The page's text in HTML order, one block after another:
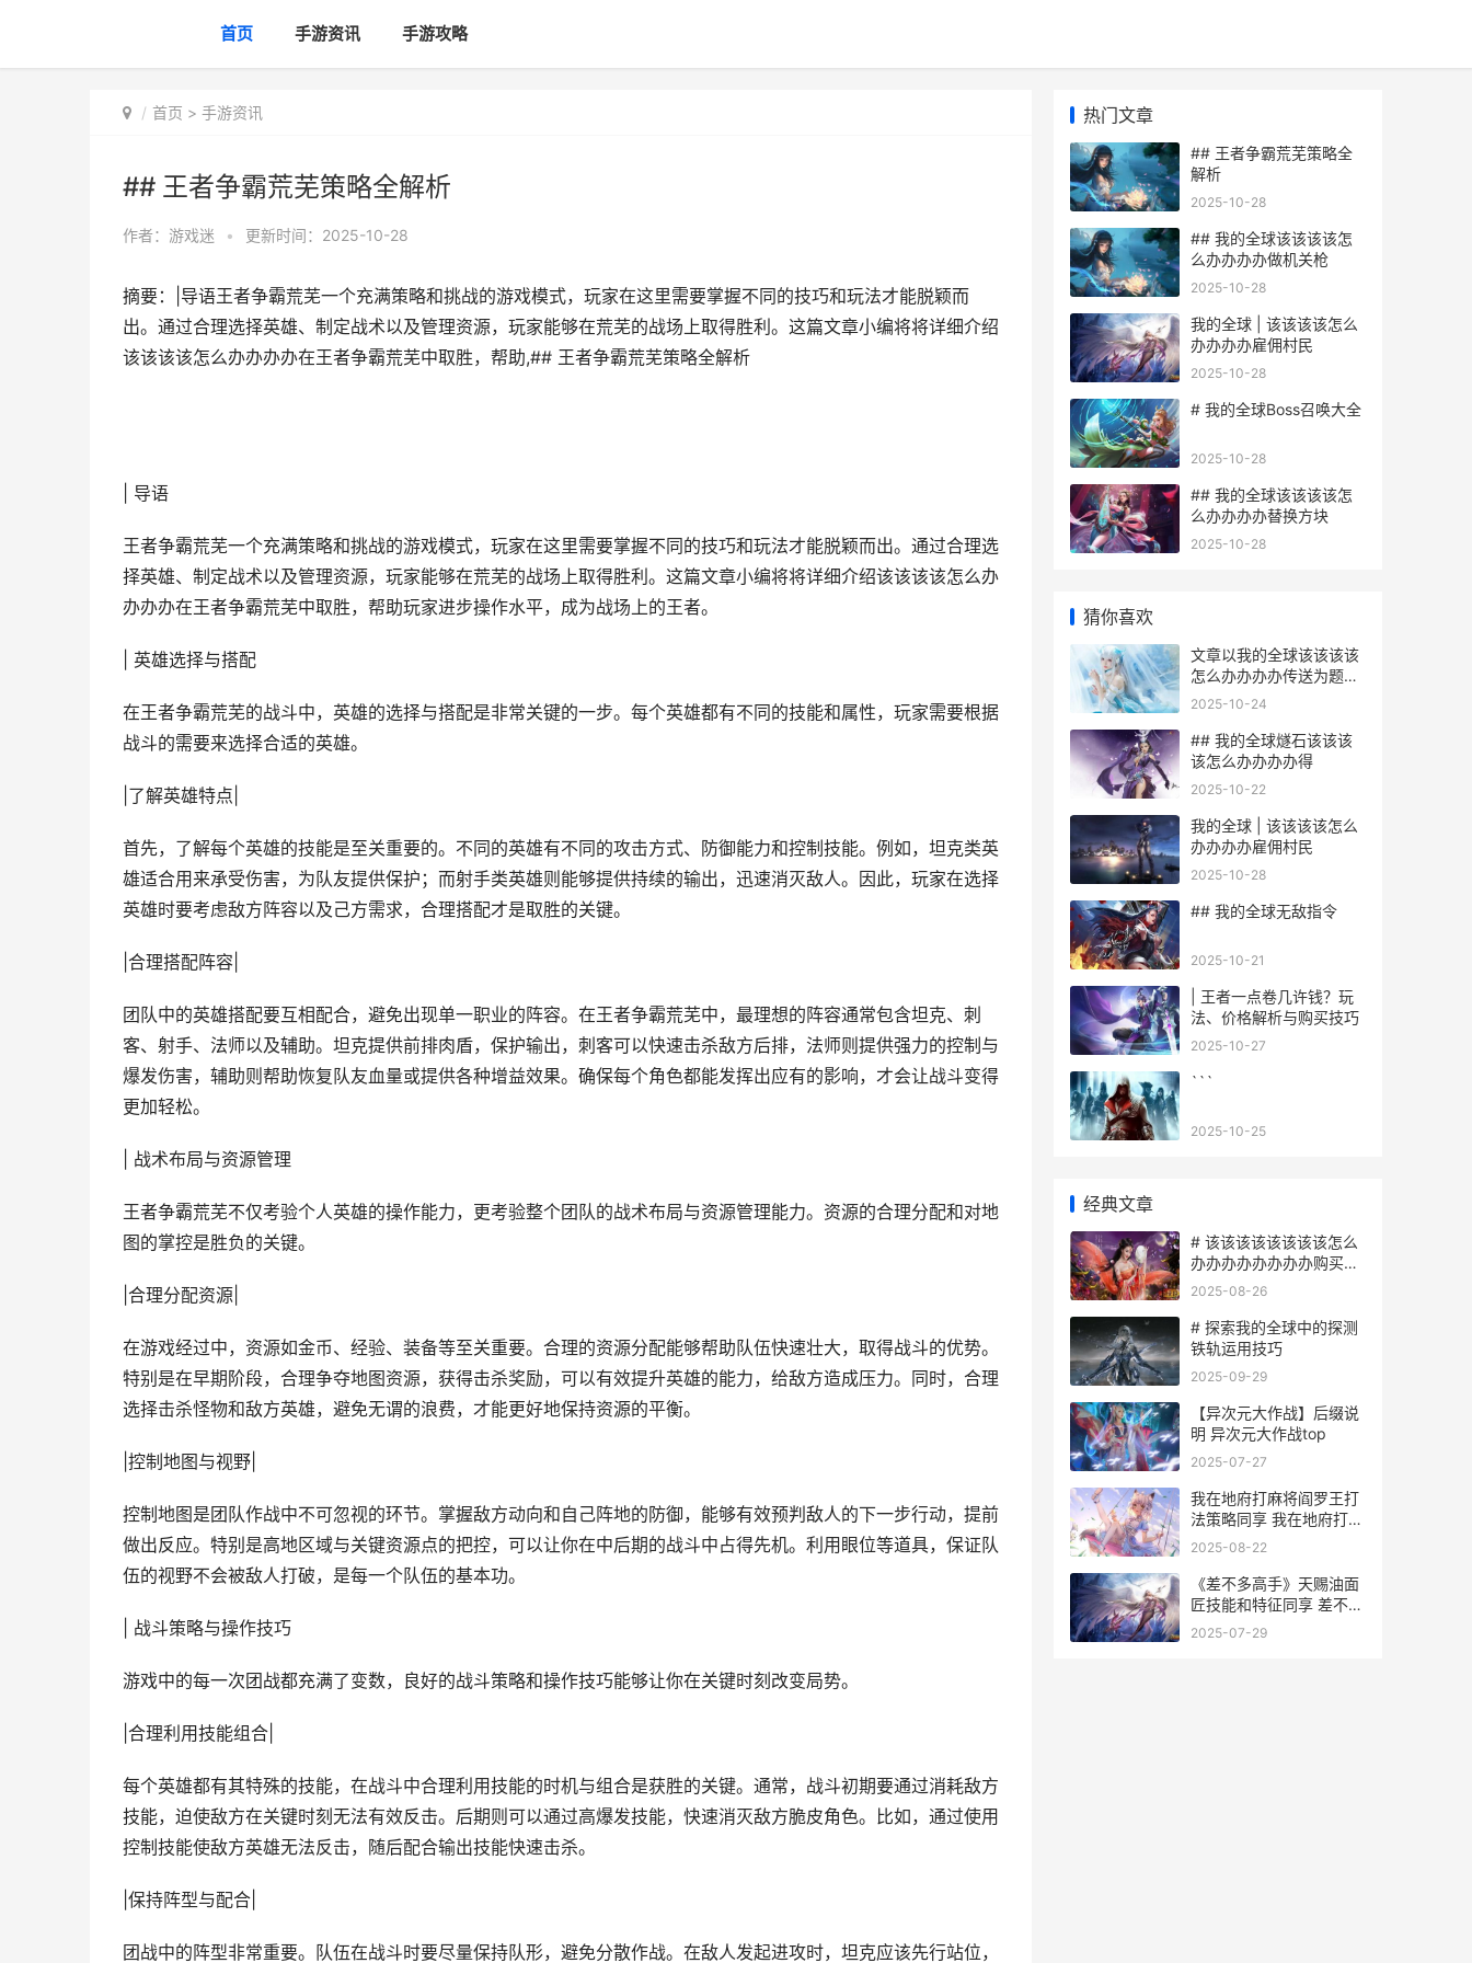
首页 手游资讯 手游攻略
首页 > 手游资讯
## 王者争霸荒芜策略全解析
作者： 游戏迷 • 更新时间：2025-10-28
摘要：|导语王者争霸荒芜一个充满策略和挑战的游戏模式，玩家在这里需要掌握不同的技巧和玩法才能脱颖而
出。通过合理选择英雄、制定战术以及管理资源，玩家能够在荒芜的战场上取得胜利。这篇文章小编将将详细介绍
该该该该怎么办办办办在王者争霸荒芜中取胜，帮助,## 王者争霸荒芜策略全解析
| 导语
王者争霸荒芜一个充满策略和挑战的游戏模式，玩家在这里需要掌握不同的技巧和玩法才能脱颖而出。通过合理选
择英雄、制定战术以及管理资源，玩家能够在荒芜的战场上取得胜利。这篇文章小编将将详细介绍该该该该怎么办
办办办在王者争霸荒芜中取胜，帮助玩家进步操作水平，成为战场上的王者。
| 英雄选择与搭配
在王者争霸荒芜的战斗中，英雄的选择与搭配是非常关键的一步。每个英雄都有不同的技能和属性，玩家需要根据
战斗的需要来选择合适的英雄。
|了解英雄特点|
首先，了解每个英雄的技能是至关重要的。不同的英雄有不同的攻击方式、防御能力和控制技能。例如，坦克类英
雄适合用来承受伤害，为队友提供保护；而射手类英雄则能够提供持续的输出，迅速消灭敌人。因此，玩家在选择
英雄时要考虑敌方阵容以及己方需求，合理搭配才是取胜的关键。
|合理搭配阵容|
团队中的英雄搭配要互相配合，避免出现单一职业的阵容。在王者争霸荒芜中，最理想的阵容通常包含坦克、刺
客、射手、法师以及辅助。坦克提供前排肉盾，保护输出，刺客可以快速击杀敌方后排，法师则提供强力的控制与
爆发伤害，辅助则帮助恢复队友血量或提供各种增益效果。确保每个角色都能发挥出应有的影响，才会让战斗变得
更加轻松。
| 战术布局与资源管理
王者争霸荒芜不仅考验个人英雄的操作能力，更考验整个团队的战术布局与资源管理能力。资源的合理分配和对地
图的掌控是胜负的关键。
|合理分配资源|
在游戏经过中，资源如金币、经验、装备等至关重要。合理的资源分配能够帮助队伍快速壮大，取得战斗的优势。
特别是在早期阶段，合理争夺地图资源，获得击杀奖励，可以有效提升英雄的能力，给敌方造成压力。同时，合理
选择击杀怪物和敌方英雄，避免无谓的浪费，才能更好地保持资源的平衡。
|控制地图与视野|
控制地图是团队作战中不可忽视的环节。掌握敌方动向和自己阵地的防御，能够有效预判敌人的下一步行动，提前
做出反应。特别是高地区域与关键资源点的把控，可以让你在中后期的战斗中占得先机。利用眼位等道具，保证队
伍的视野不会被敌人打破，是每一个队伍的基本功。
| 战斗策略与操作技巧
游戏中的每一次团战都充满了变数，良好的战斗策略和操作技巧能够让你在关键时刻改变局势。
|合理利用技能组合|
每个英雄都有其特殊的技能，在战斗中合理利用技能的时机与组合是获胜的关键。通常，战斗初期要通过消耗敌方
技能，迫使敌方在关键时刻无法有效反击。后期则可以通过高爆发技能，快速消灭敌方脆皮角色。比如，通过使用
控制技能使敌方英雄无法反击，随后配合输出技能快速击杀。
|保持阵型与配合|
团战中的阵型非常重要。队伍在战斗时要尽量保持队形，避免分散作战。在敌人发起进攻时，坦克应该先行站位，
热门文章
## 王者争霸荒芜策略全
解析
2025-10-28
## 我的全球该该该该怎
么办办办办做机关枪
2025-10-28
我的全球 | 该该该该怎么
办办办办雇佣村民
2025-10-28
# 我的全球Boss召唤大全
2025-10-28
## 我的全球该该该该怎
么办办办办替换方块
2025-10-28
猜你喜欢
文章以我的全球该该该该
怎么办办办办传送为题
目，下面开始撰写：
2025-10-24
## 我的全球燧石该该该
该怎么办办办办得
2025-10-22
我的全球 | 该该该该怎么
办办办办雇佣村民
2025-10-28
## 我的全球无敌指令
2025-10-21
| 王者一点卷几许钱？玩
法、价格解析与购买技巧
2025-10-27
```
2025-10-25
经典文章
# 该该该该该该该该怎么
办办办办办办办办购买和
平精英游戏中的枪支
2025-08-26
# 探索我的全球中的探测
铁轨运用技巧
2025-09-29
【异次元大作战】后缀说
明 异次元大作战top
2025-07-27
我在地府打麻将阎罗王打
法策略同享 我在地府打麻
将修改器
2025-08-22
《差不多高手》天赐油面
匠技能和特征同享 差不多
高手阵容平民攻略
2025-07-29